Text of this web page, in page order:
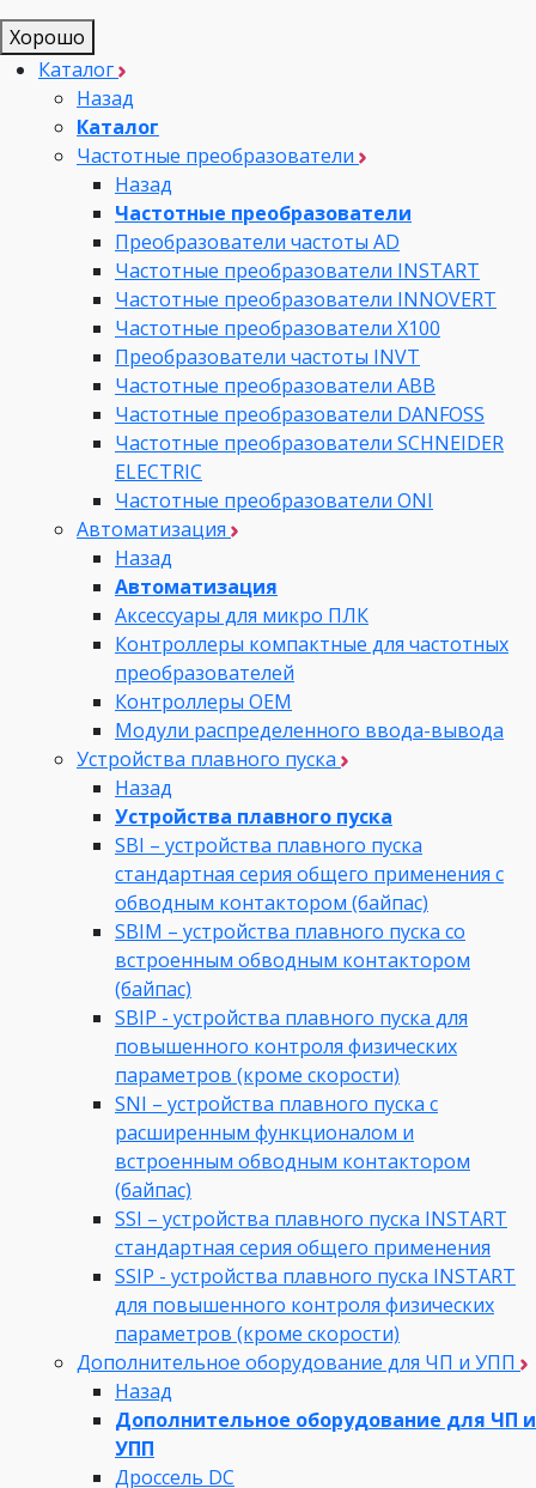
Хорошо
Каталог
Назад
Каталог
Частотные преобразователи
Назад
Частотные преобразователи
Преобразователи частоты AD
Частотные преобразователи INSTART
Частотные преобразователи INNOVERT
Частотные преобразователи Х100
Преобразователи частоты INVT
Частотные преобразователи ABB
Частотные преобразователи DANFOSS
Частотные преобразователи SCHNEIDER
ELECTRIC
Частотные преобразователи ONI
Автоматизация
Назад
Автоматизация
Аксессуары для микро ПЛК
Контроллеры компактные для частотных
преобразователей
Контроллеры ОЕМ
Модули распределенного ввода-вывода
Устройства плавного пуска
Назад
Устройства плавного пуска
SBI – устройства плавного пуска
стандартная серия общего применения с
обводным контактором (байпас)
SBIM – устройства плавного пуска со
встроенным обводным контактором
(байпас)
SBIP - устройства плавного пуска для
повышенного контроля физических
параметров (кроме скорости)
SNI – устройства плавного пуска с
расширенным функционалом и
встроенным обводным контактором
(байпас)
SSI – устройства плавного пуска INSTART
стандартная серия общего применения
SSIP - устройства плавного пуска INSTART
для повышенного контроля физических
параметров (кроме скорости)
Дополнительное оборудование для ЧП и УПП
Назад
Дополнительное оборудование для ЧП и
УПП
Дроссель DC